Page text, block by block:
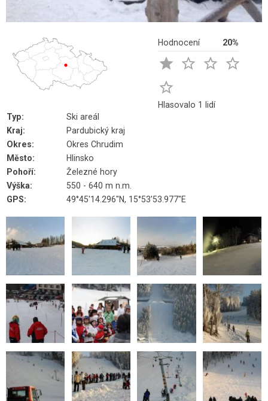
Hodnocení 20%
   

Hlasovalo 1 lidí
Typ:
Ski areál
Kraj:
Pardubický kraj
Okres:
Okres Chrudim
Město:
Hlinsko
Pohoří:
Železné hory
Výška:
550 - 640 m n.m.
GPS:
49°45'14.296"N, 15°53'53.977"E